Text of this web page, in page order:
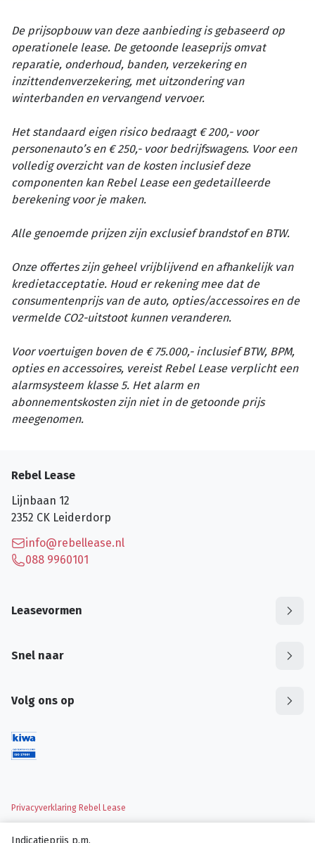
Indicatieprijs p.m.
De prijsopbouw van deze aanbieding is gebaseerd op
operationele lease. De getoonde leaseprijs omvat
reparatie, onderhoud, banden, verzekering en
inzittendenverzekering, met uitzondering van
winterbanden en vervangend vervoer.
Het standaard eigen risico bedraagt € 200,- voor
personenauto’s en € 250,- voor bedrijfswagens. Voor een
volledig overzicht van de kosten inclusief deze
componenten kan Rebel Lease een gedetailleerde
berekening voor je maken.
Alle genoemde prijzen zijn exclusief brandstof en BTW.
Onze offertes zijn geheel vrijblijvend en afhankelijk van
kredietacceptatie. Houd er rekening mee dat de
consumentenprijs van de auto, opties/accessoires en de
vermelde CO2-uitstoot kunnen veranderen.
Voor voertuigen boven de € 75.000,- inclusief BTW, BPM,
opties en accessoires, vereist Rebel Lease verplicht een
alarmsysteem klasse 5. Het alarm en
abonnementskosten zijn niet in de getoonde prijs
meegenomen.
Rebel Lease
Lijnbaan 12
2352 CK Leiderdorp
info@rebellease.nl
088 9960101
Leasevormen
Snel naar
Volg ons op
Privacyverklaring Rebel Lease